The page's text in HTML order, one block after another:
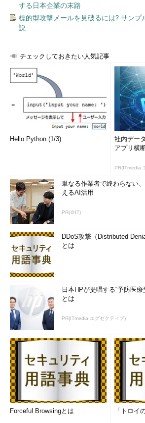
する日本企業の末路
標的型攻撃メールを見破るには? サンプ
説
チェックしておきたい人気記事
Hello Python (1/3)
社内デー
アプリ横
PR(ITmedia
単なる作業者で終わらない
えるAI活用
PR(＠IT)
DDoS攻撃（Distributed
とは
日本HPが提唱する“予防医
とは
PR(ITmedia エグゼクティブ)
Forceful Browsingとは 「トロイ